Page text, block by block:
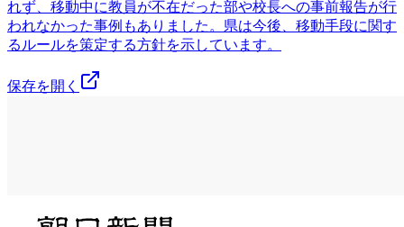
れず、移動中に教員が不在だった部や校長への事前報告が行
われなかった事例もありました。県は今後、移動手段に関す
るルールを策定する方針を示しています。
保存を開く